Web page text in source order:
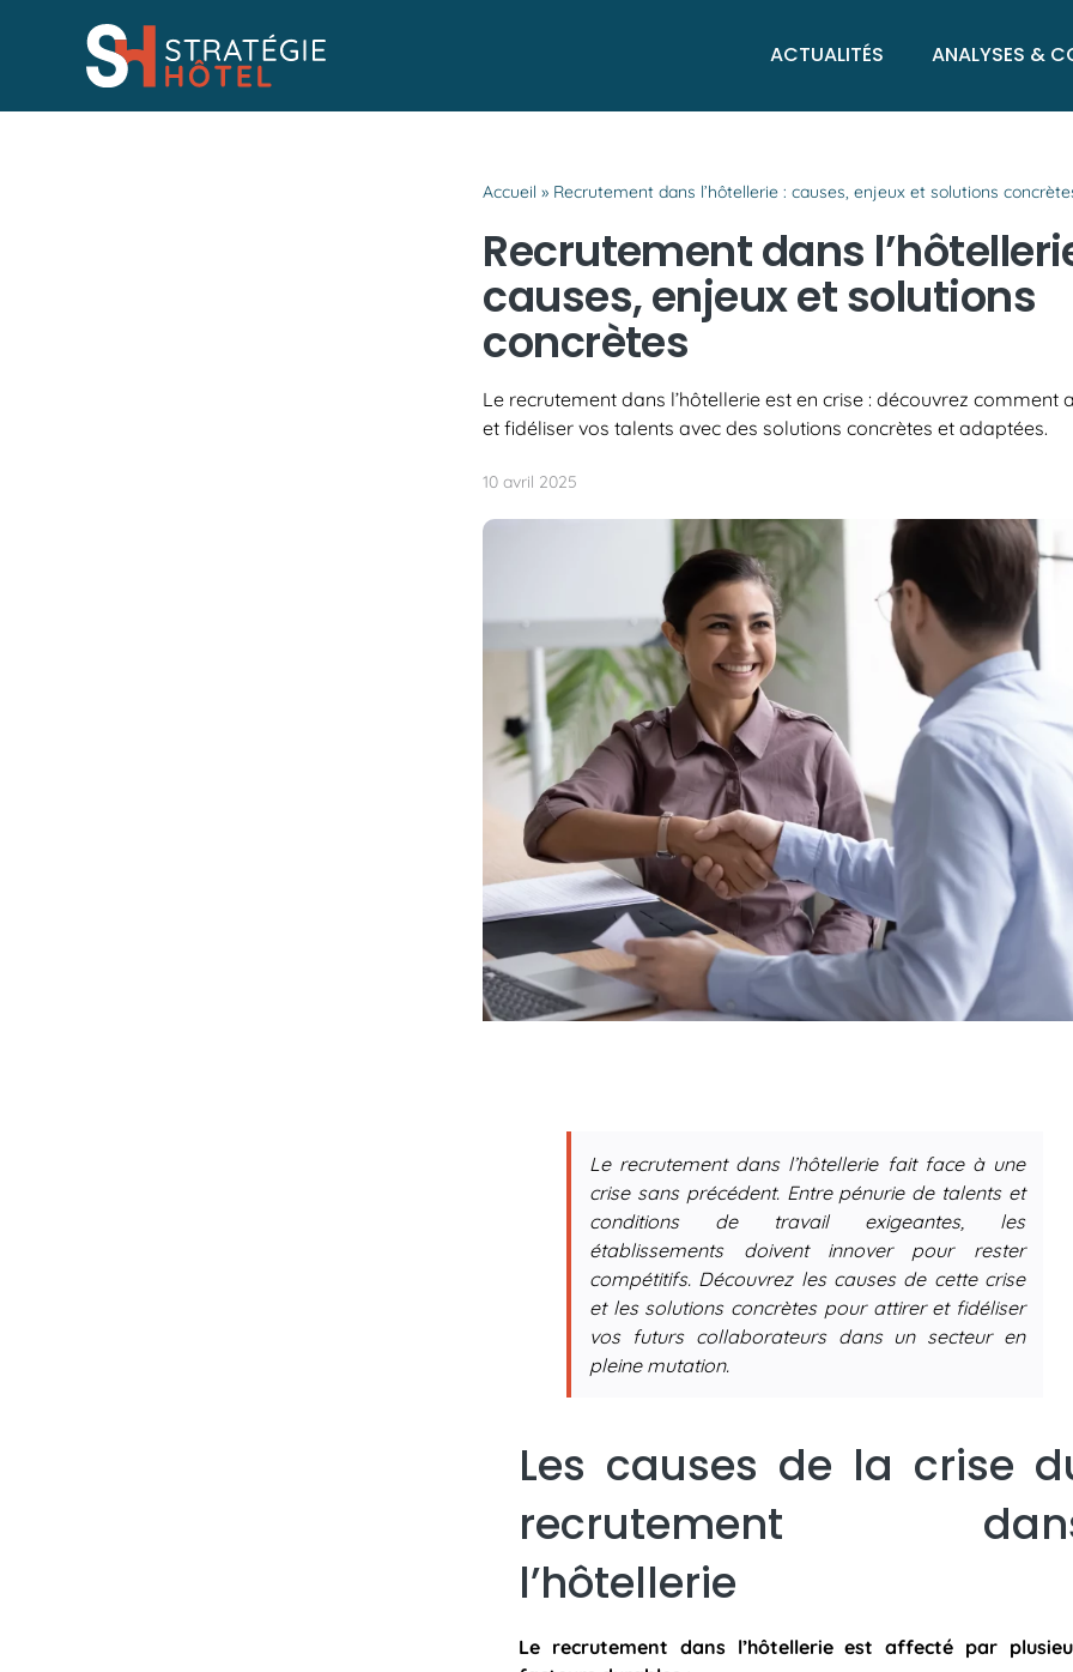
ACTUALITÉS ANALYSES &
Accueil » Recrutement dans l’hôtellerie : causes, enjeux et solutions
Recrutement dans
causes, enjeux et solutions
concrètes
Le recrutement dans l’hôtellerie est en crise : découvrez comment
et fidéliser vos talents avec des solutions concrètes et adaptées.
10 avril 2025
Le recrutement dans l’hôtellerie fait face à une
crise sans précédent. Entre pénurie de talents et
conditions de travail exigeantes, les
établissements doivent innover pour rester
compétitifs. Découvrez les causes de cette crise
et les solutions concrètes pour attirer et fidéliser
vos futurs collaborateurs dans un secteur en
pleine mutation.
Les causes de la crise
recrutement
l’hôtellerie
Le recrutement dans l’hôtellerie est affecté par